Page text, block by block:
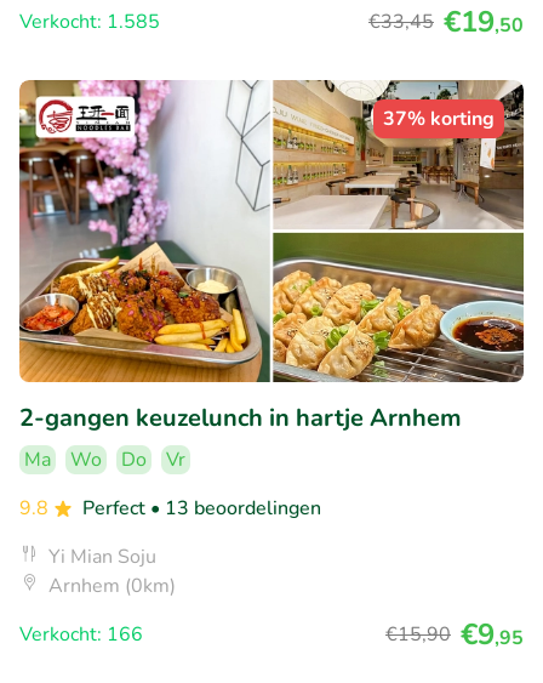
Verkocht: 1.585
€33,45 €19,50
37% korting
2-gangen keuzelunch in hartje Arnhem
Ma Wo Do
Vr
9.8
Perfect • 13 beoordelingen
Yi Mian Soju
Arnhem (0km)
Verkocht: 166
€15,90 €9,95